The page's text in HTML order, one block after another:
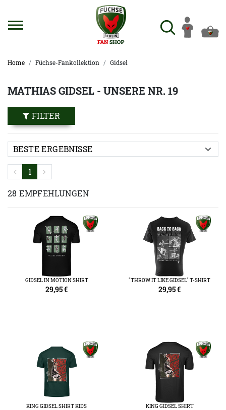
Home Füchse-Fankollektion Gidsel
MATHIAS GIDSEL - UNSERE NR. 19
FILTER
1
28 EMPFEHLUNGEN
GIDSEL IN MOTION SHIRT
29,95€
"THROW IT LIKE GIDSEL" T-SHIRT
29,95€
KING GIDSEL SHIRT KIDS KING GIDSEL SHIRT